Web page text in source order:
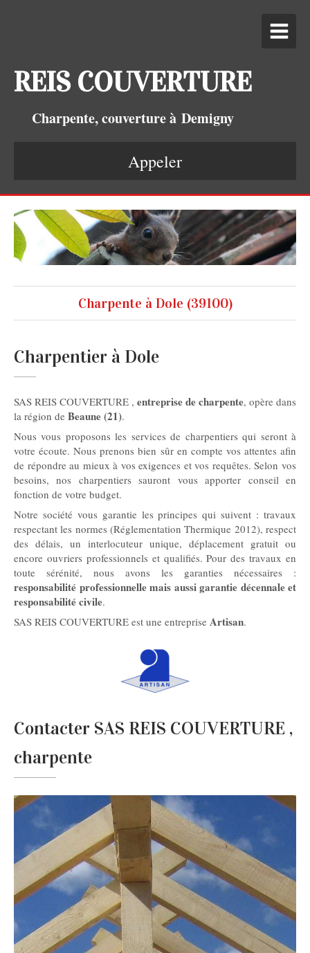
REIS COUVERTURE
Charpente, couverture à Demigny
Appeler
Charpente à Dole (39100)
Charpentier à Dole
SAS REIS COUVERTURE , entreprise de charpente, opère dans
la région de Beaune (21).
Nous vous proposons les services de charpentiers qui seront à
votre écoute. Nous prenons bien sûr en compte vos attentes afin
de répondre au mieux à vos exigences et vos requêtes. Selon vos
besoins, nos charpentiers sauront vous apporter conseil en
fonction de votre budget.
Notre société vous garantie les principes qui suivent : travaux
respectant les normes (Réglementation Thermique 2012), respect
des délais, un interlocuteur unique, déplacement gratuit ou
encore ouvriers professionnels et qualifiés. Pour des travaux en
toute sérénité, nous avons les garanties nécessaires :
responsabilité professionnelle mais aussi garantie décennale et
responsabilité civile.
SAS REIS COUVERTURE est une entreprise Artisan.
Contacter SAS REIS COUVERTURE ,
charpente